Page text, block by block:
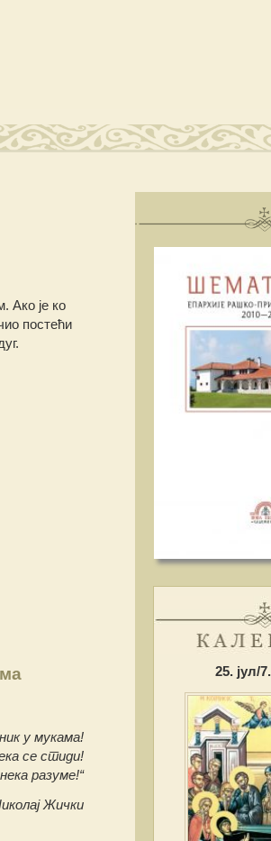
Ако је ко
постећи
у мукама!
се стиди!
разуме!“
Жички
25. јул/